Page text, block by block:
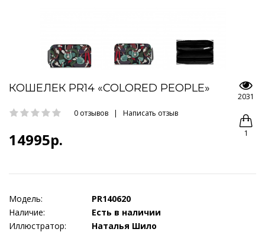
КОШЕЛЕК PR14 «COLORED PEOPLE»
0 отзывов | Написать отзыв
14995р.
2031
1
Модель:
PR140620
Наличие:
Есть в наличии
Иллюстратор:
Наталья Шило